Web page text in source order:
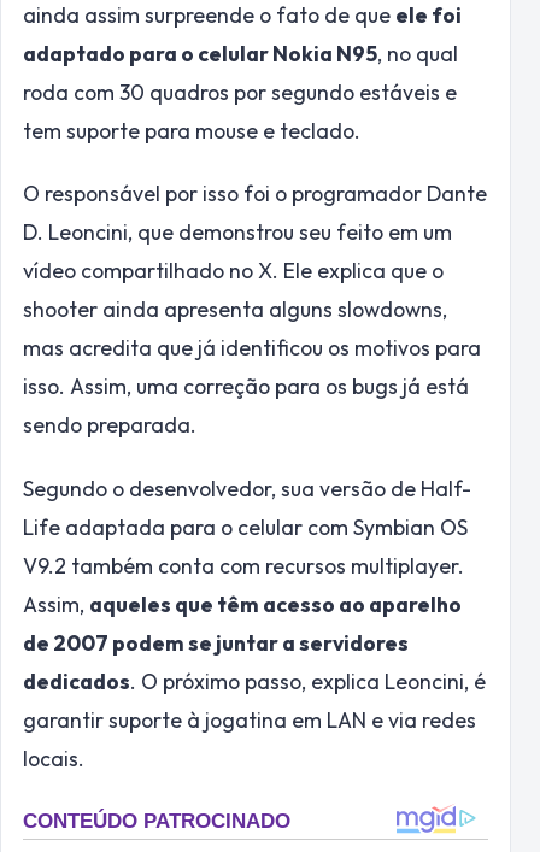
ainda assim surpreende o fato de que ele foi
adaptado para o celular Nokia N95, no qual
roda com 30 quadros por segundo estáveis e
tem suporte para mouse e teclado.
O responsável por isso foi o programador Dante
D. Leoncini, que demonstrou seu feito em um
vídeo compartilhado no X. Ele explica que o
shooter ainda apresenta alguns slowdowns,
mas acredita que já identificou os motivos para
isso. Assim, uma correção para os bugs já está
sendo preparada.
Segundo o desenvolvedor, sua versão de Half-
Life adaptada para o celular com Symbian OS
V9.2 também conta com recursos multiplayer.
Assim, aqueles que têm acesso ao aparelho
de 2007 podem se juntar a servidores
dedicados. O próximo passo, explica Leoncini, é
garantir suporte à jogatina em LAN e via redes
locais.